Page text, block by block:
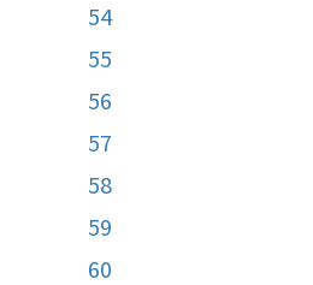
54
55
56
57
58
59
60